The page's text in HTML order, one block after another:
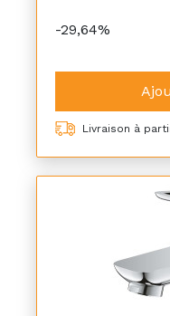
-29,64%
Livraison à